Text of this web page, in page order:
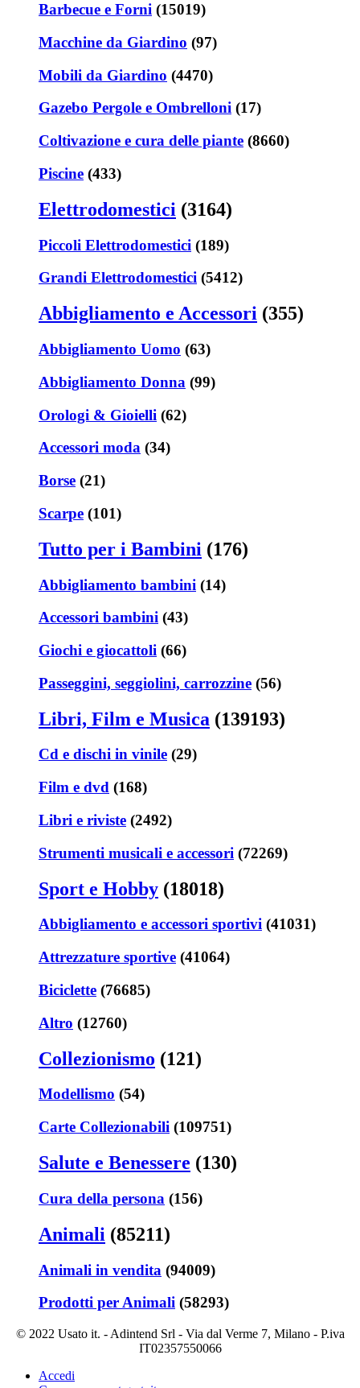
Barbecue e Forni (15019)
Macchine da Giardino (97)
Mobili da Giardino (4470)
Gazebo Pergole e Ombrelloni (17)
Coltivazione e cura delle piante (8660)
Piscine (433)
Elettrodomestici (3164)
Piccoli Elettrodomestici (189)
Grandi Elettrodomestici (5412)
Abbigliamento e Accessori (355)
Abbigliamento Uomo (63)
Abbigliamento Donna (99)
Orologi & Gioielli (62)
Accessori moda (34)
Borse (21)
Scarpe (101)
Tutto per i Bambini (176)
Abbigliamento bambini (14)
Accessori bambini (43)
Giochi e giocattoli (66)
Passeggini, seggiolini, carrozzine (56)
Libri, Film e Musica (139193)
Cd e dischi in vinile (29)
Film e dvd (168)
Libri e riviste (2492)
Strumenti musicali e accessori (72269)
Sport e Hobby (18018)
Abbigliamento e accessori sportivi (41031)
Attrezzature sportive (41064)
Biciclette (76685)
Altro (12760)
Collezionismo (121)
Modellismo (54)
Carte Collezionabili (109751)
Salute e Benessere (130)
Cura della persona (156)
Animali (85211)
Animali in vendita (94009)
Prodotti per Animali (58293)
© 2022 Usato it. - Adintend Srl - Via dal Verme 7, Milano - P.iva
IT02357550066
Accedi